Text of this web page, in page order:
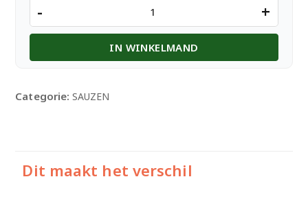
Mango
Pickle
aantal
- +
IN WINKELMAND
Categorie: SAUZEN
Dit maakt het verschil